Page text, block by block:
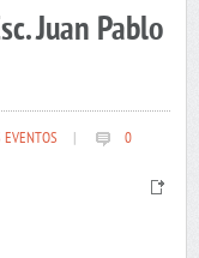
Juan Pablo
EVENTOS 0